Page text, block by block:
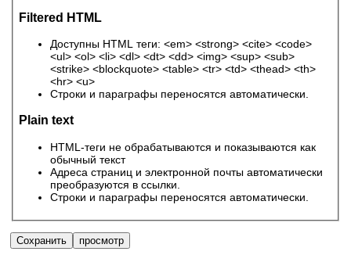
Filtered HTML
Доступны HTML теги: <em> <strong> <cite> <code>
<ul> <ol> <li> <dl> <dt> <dd> <img> <sup> <sub>
<strike> <blockquote> <table> <tr> <td> <thead> <th>
<hr> <u>
Строки и параграфы переносятся автоматически.
Plain text
HTML-теги не обрабатываются и показываются как
обычный текст
Адреса страниц и электронной почты автоматически
преобразуются в ссылки.
Строки и параграфы переносятся автоматически.